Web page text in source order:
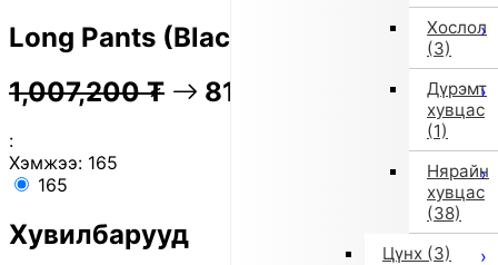
Хослол
(3)
Дүрэмт
хувцас
(1)
Нярайн
хувцас
(38)
Цүнх (3)
Long Pants (Black)
1,007,200 ₮ 81% OFF 201,100 ₮
:
Хэмжээ: 165
165
Хувилбарууд